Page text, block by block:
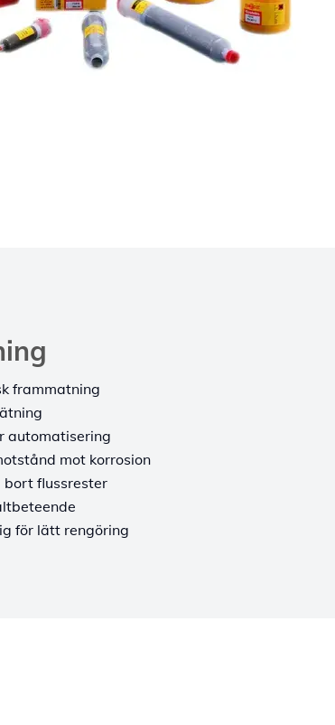
frammatning
automatisering
mot korrosion
flussrester
för lätt rengöring